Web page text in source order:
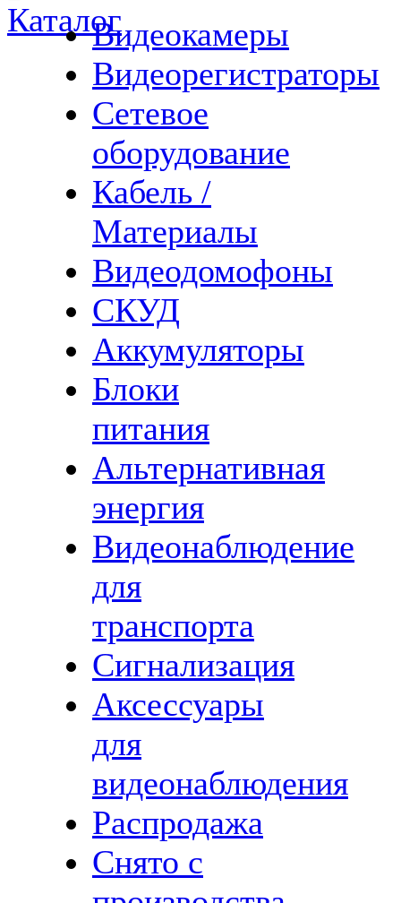
КаталогВидеокамеры
Видеорегистраторы
Сетевое
оборудование
Кабель /
Материалы
Видеодомофоны
СКУД
Аккумуляторы
Блоки
питания
Альтернативная
энергия
Видеонаблюдение
для
транспорта
Сигнализация
Аксессуары
для
видеонаблюдения
Распродажа
Снято с